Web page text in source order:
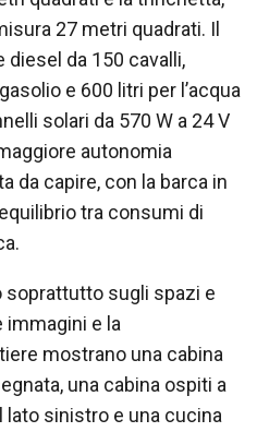
27 metri quadrati. Il
da 150 cavalli,
e 600 litri per l’acqua
solari da 570 W a 24 V
autonomia
da capire, con la barca in
tra consumi di
soprattutto sugli spazi e
immagini e la
mostrano una cabina
una cabina ospiti a
lato sinistro e una cucina